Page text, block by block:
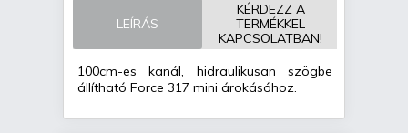
LEÍRÁS
KÉRDEZZ A
TERMÉKKEL
KAPCSOLATBAN!
100cm-es kanál, hidraulikusan szögbe
állítható Force 317 mini árokásóhoz.